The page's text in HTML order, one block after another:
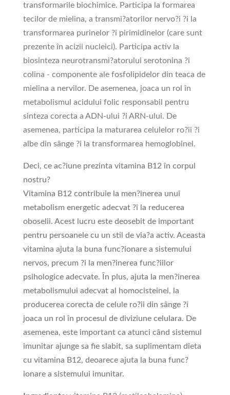
transformarile biochimice. Participa la formarea
tecilor de mielina, a transmi?atorilor nervo?i ?i la
transformarea purinelor ?i pirimidinelor (care sunt
prezente în acizii nucleici). Participa activ la
biosinteza neurotransmi?atorului serotonina ?i
colina - componente ale fosfolipidelor din teaca de
mielina a nervilor. De asemenea, joaca un rol în
metabolismul acidului folic responsabil pentru
sinteza corecta a ADN-ului ?i ARN-ului. De
asemenea, participa la maturarea celulelor ro?ii ?i
albe din sânge ?i la transformarea hemoglobinei.
Deci, ce ac?iune prezinta vitamina B12 în corpul
nostru?
Vitamina B12 contribuie la men?inerea unui
metabolism energetic adecvat ?i la reducerea
oboselii. Acest lucru este deosebit de important
pentru persoanele cu un stil de via?a activ. Aceasta
vitamina ajuta la buna func?ionare a sistemului
nervos, precum ?i la men?inerea func?iilor
psihologice adecvate. În plus, ajuta la men?inerea
metabolismului adecvat al homocisteinei, la
producerea corecta de celule ro?ii din sânge ?i
joaca un rol în procesul de diviziune celulara. De
asemenea, este important ca atunci când sistemul
imunitar ajunge sa fie slabit, sa suplimentam dieta
cu vitamina B12, deoarece ajuta la buna func?
ionare a sistemului imunitar.